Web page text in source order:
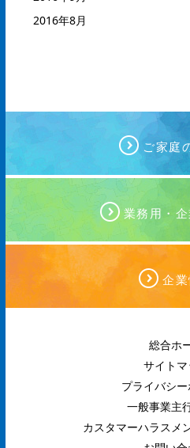
2016年8月
ご家庭
業務用・
企
総合ホ
サイト
プライバシ
一般事業主
カスタマーハラスメ